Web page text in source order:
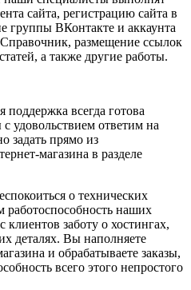
сайта, регистрацию сайта в
группы ВКонтакте и аккаунта
размещение ссылок
а также другие работы.
поддержка всегда готова
ответим на
задать прямо из
магазина в разделе
о технических
наших
клиентов заботу о хостингах,
деталях. Вы наполняете
и обрабатываете заказы,
всего этого непростого